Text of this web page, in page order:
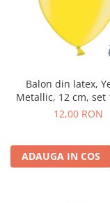
Balon din latex,
Metallic, 12 cm, set
12,00 RON
ADAUGA IN COS